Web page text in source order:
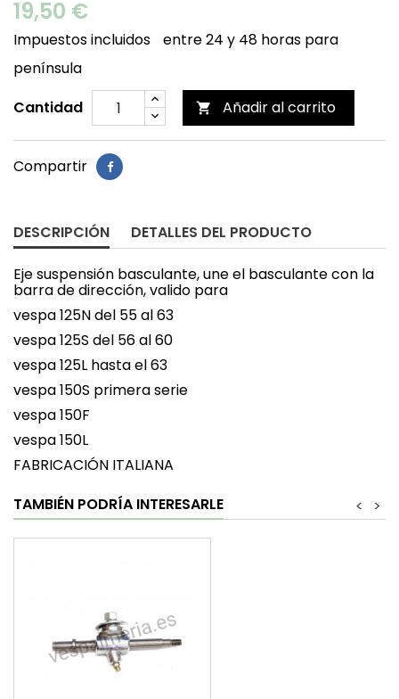
19,50 €
Impuestos incluidos
entre 24 y 48 horas para
península
Cantidad
 Añadir al carrito
Compartir
DESCRIPCIÓN DETALLES DEL PRODUCTO
Eje suspensión basculante, une el basculante con la
barra de dirección, valido para
vespa 125N del 55 al 63
vespa 125S del 56 al 60
vespa 125L hasta el 63
vespa 150S primera serie
vespa 150F
vespa 150L
FABRICACIÓN ITALIANA
TAMBIÉN PODRÍA INTERESARLE
>
<